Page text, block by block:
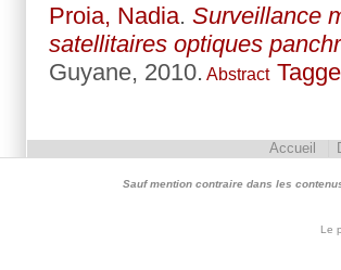
Proia, Nadia. Surveillance
satellitaires optiques
Guyane, 2010. Abstract
Accueil
Sauf mention contraire dans les
Le